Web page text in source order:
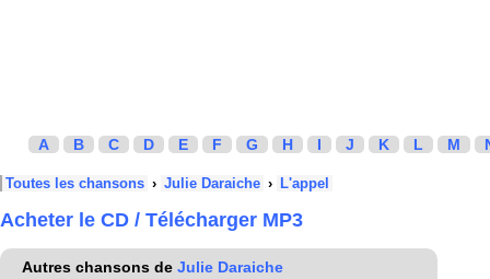
A B C D E F G H I J K L M
Toutes les chansons › Julie Daraiche › L'appel
Acheter le CD / Télécharger MP3
Autres chansons de Julie Daraiche